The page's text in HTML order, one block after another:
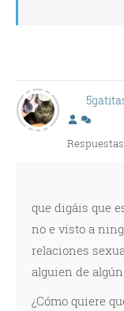
que digáis que
no e visto a
relaciones
alguien de
¿Cómo quiere